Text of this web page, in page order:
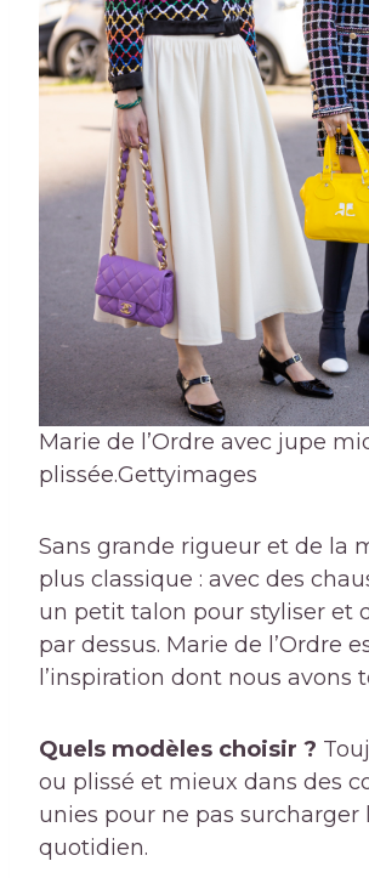
Marie de l’Ordre avec jupe
plissée.Gettyimages
Sans grande rigueur et de la
plus classique : avec des
un petit talon pour styliser et
par dessus. Marie de l’Ordre
l’inspiration dont nous avons
Quels modèles choisir ?
ou plissé et mieux dans des
unies pour ne pas surcharger
quotidien.